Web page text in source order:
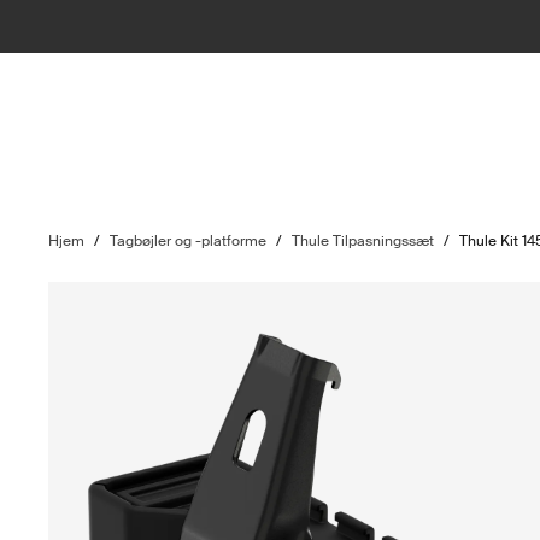
Hjem / Tagbøjler og -platforme / Thule Tilpasningssæt / Thule Kit